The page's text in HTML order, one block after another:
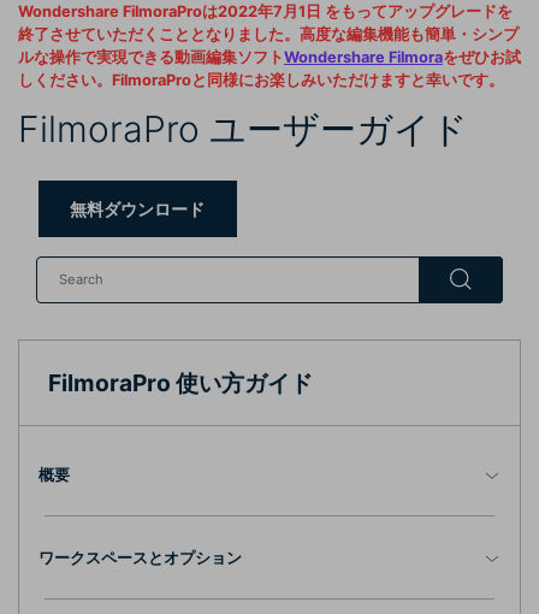
プラン＆価格
サポート
製品機能
AI機能
AIヒント
活用法
Filmoraのユーザー層
ビデオソリューション
動画編集関連知識
動画編集のコツ
サポート
カスタマーサポート
ブランド紹介
購入する ログイン
Wondershare FilmoraProは2022年7月1日 をもってアップグレードを
終了させていただくこととなりました。高度な編集機能も簡単・シンプ
ルな操作で実現できる動画編集ソフトWondershare Filmoraをぜひお試
しください。FilmoraProと同様にお楽しみいただけますと幸いです。
FilmoraPro ユーザーガイド
無料ダウンロード
FilmoraPro 使い方ガイド
概要
ワークスペースとオプション